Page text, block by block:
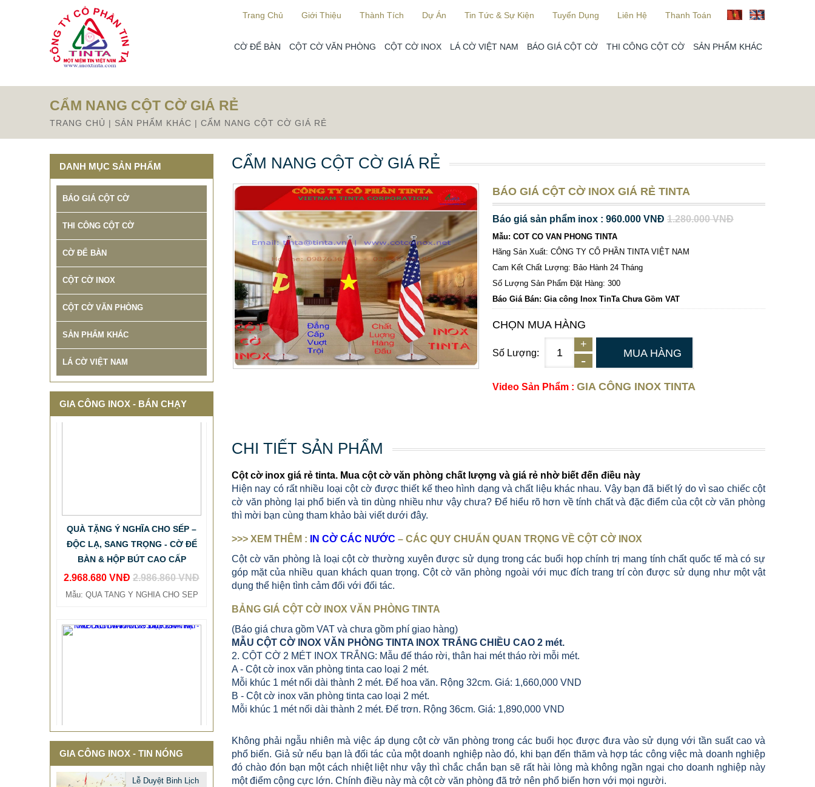
Trang Chủ Giới Thiệu Thành Tích Dự Án Tin Tức & Sự Kiện Tuyển Dụng Liên Hệ Thanh Toán
CỜ ĐỂ BÀN CỘT CỜ VĂN PHÒNG CỘT CỜ INOX LÁ CỜ VIỆT NAM BÁO GIÁ CỘT CỜ THI CÔNG CỘT CỜ SẢN PHẨM KHÁC
Từ mục này trở xuống là mã nguồn Zalo
CẨM NANG CỘT CỜ GIÁ RẺ
TRANG CHỦ | SẢN PHẨM KHÁC | CẨM NANG CỘT CỜ GIÁ RẺ
CẨM NANG CỘT CỜ GIÁ RẺ
BÁO GIÁ CỘT CỜ INOX GIÁ RẺ TINTA
Báo giá sản phẩm inox : 960.000 VNĐ 1.280.000 VNĐ
Mẫu: COT CO VAN PHONG TINTA
Hãng Sản Xuất: CÔNG TY CỔ PHẦN TINTA VIỆT NAM
Cam Kết Chất Lượng: Bảo Hành 24 Tháng
Số Lượng Sản Phẩm Đặt Hàng: 300
Báo Giá Bán: Gia công Inox TinTa Chưa Gồm VAT
CHỌN MUA HÀNG
Số Lượng: MUA HÀNG
Video Sản Phẩm : GIA CÔNG INOX TINTA
CHI TIẾT SẢN PHẨM
Cột cờ inox giá rẻ tinta. Mua cột cờ văn phòng chất lượng và giá rẻ nhờ biết đến điều này
Hiện nay có rất nhiều loại cột cờ được thiết kế theo hình dạng và chất liệu khác nhau. Vậy bạn đã biết lý do vì sao chiếc cột
cờ văn phòng lại phổ biến và tin dùng nhiều như vậy chưa? Để hiểu rõ hơn về tính chất và đặc điểm của cột cờ văn phòng
thì mời bạn cùng tham khảo bài viết dưới đây.
>>> XEM THÊM : IN CỜ CÁC NƯỚC – CÁC QUY CHUẨN QUAN TRỌNG VỀ CỘT CỜ INOX
Cột cờ văn phòng là loại cột cờ thường xuyên được sử dụng trong các buổi họp chính trị mang tính chất quốc tế mà có sự
góp mặt của nhiều quan khách quan trọng. Cột cờ văn phòng ngoài với mục đích trang trí còn được sử dụng như một vật
dụng thể hiện tình cảm đối với đối tác.
BẢNG GIÁ CỘT CỜ INOX VĂN PHÒNG TINTA
(Báo giá chưa gồm VAT và chưa gồm phí giao hàng)
MẪU CỘT CỜ INOX VĂN PHÒNG TINTA INOX TRẮNG CHIỀU CAO 2 mét.
2. CỘT CỜ 2 MÉT INOX TRẮNG: Mẫu đế tháo rời, thân hai mét tháo rời mỗi mét.
A - Cột cờ inox văn phòng tinta cao loại 2 mét.
Mỗi khúc 1 mét nối dài thành 2 mét. Đế hoa văn. Rộng 32cm. Giá: 1,660,000 VND
B - Cột cờ inox văn phòng tinta cao loại 2 mét.
Mỗi khúc 1 mét nối dài thành 2 mét. Đế trơn. Rộng 36cm. Giá: 1,890,000 VND
Không phải ngẫu nhiên mà việc áp dụng cột cờ văn phòng trong các buổi học được đưa vào sử dụng với tần suất cao và
phổ biến. Giả sử nếu bạn là đối tác của một doanh nghiệp nào đó, khi bạn đến thăm và hợp tác công việc mà doanh nghiệp
đó chào đón bạn một cách nhiệt liệt như vậy thì chắc chắn bạn sẽ rất hài lòng mà không ngần ngại cho doanh nghiệp này
một điểm cộng cực lớn. Chính điều này mà cột cờ văn phòng đã trở nên phổ biến hơn với mọi người.
DANH MỤC SẢN PHẨM
BÁO GIÁ CỘT CỜ
THI CÔNG CỘT CỜ
CỜ ĐỂ BÀN
CỘT CỜ INOX
CỘT CỜ VĂN PHÒNG
SẢN PHẨM KHÁC
LÁ CỜ VIỆT NAM
GIA CÔNG INOX - BÁN CHẠY
THIẾT KẾ THI CÔNG CỘT CỜ
QUẢNG TRƯỜNG INOX BẢO
HÀNH 10 NĂM
Mẫu: CỘT CỜ INOX NGOÀI TRỜI
ĐỘC LẠ, SANG TRỌNG - CỜ ĐỂ
BÀN & HỘP BÚT CAO CẤP
2.968.680 VNĐ2.986.860 VNĐ
Mẫu: QUA TANG Y NGHIA CHO SEP
GIA CÔNG INOX - TIN NÓNG
Lễ Duyệt Binh Lịch